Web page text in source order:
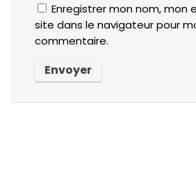
Enregistrer mon nom, mon
site dans le navigateur pour
commentaire.